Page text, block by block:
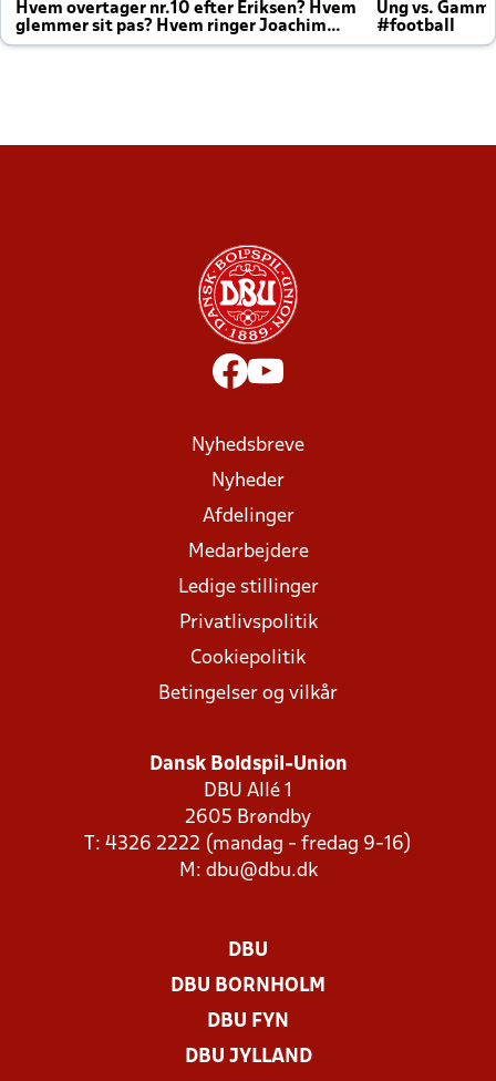
Hvem overtager nr.10 efter Eriksen? Hvem
glemmer sit pas? Hvem ringer Joachim
altid til efter kampe?
Ung vs.
#football
Nyhedsbreve
Nyheder
Afdelinger
Medarbejdere
Ledige stillinger
Privatlivspolitik
Cookiepolitik
Betingelser og vilkår
Dansk Boldspil-Union
DBU Allé 1
2605 Brøndby
T: 4326 2222 (mandag - fredag 9-16)
M: dbu@dbu.dk
DBU
DBU BORNHOLM
DBU FYN
DBU JYLLAND